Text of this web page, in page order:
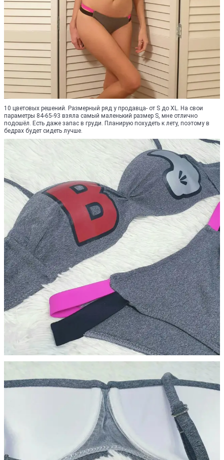
10 цветовых решений. Размерный ряд у продавца- от S до XL. На свои
параметры 84-65-93 взяла самый маленький размер S, мне отлично
подошёл. Есть даже запас в груди. Планирую похудеть к лету, поэтому в
бедрах будет сидеть лучше.